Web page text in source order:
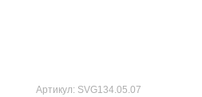
Артикул: SVG134.05.07